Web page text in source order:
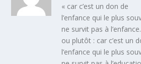
« car c’est un don de
l’enfance qui le plus
ne survit pas à
ou plutôt : car c’est un
l’enfance qui le plus